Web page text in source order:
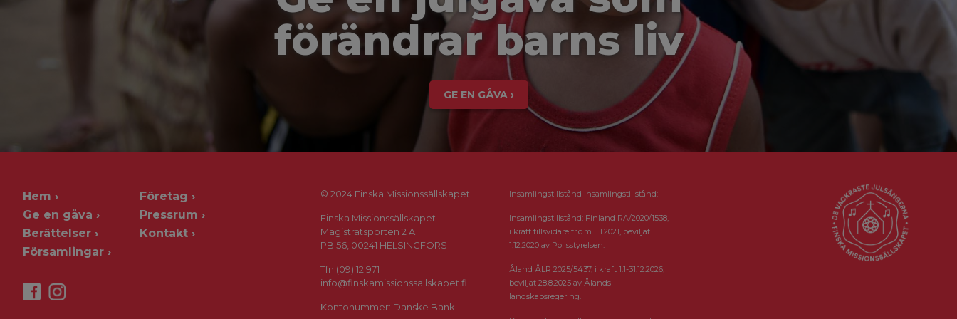
förändrar barns liv
GE EN GÅVA ›
Hem
Ge en gåva
Berättelser
Församlingar
Företag
Pressrum
Kontakt
© 2024 Finska Missionssällskapet
Finska Missionssällskapet
Magistratsporten 2 A
PB 56, 00241 HELSINGFORS
Tfn (09) 12 971
info@finskamissionssallskapet.fi
Kontonummer: Danske Bank
Insamlingstillstånd Insamlingstillstånd:
Insamlingstillstånd: Finland RA/2020/1538,
i kraft tillsvidare fr.o.m. 1.1.2021, beviljat
1.12.2020 av Polisstyrelsen.
Åland ÅLR 2025/5437, i kraft 1.1-31.12.2026,
beviljat 28.8.2025 av Ålands
landskapsregering.